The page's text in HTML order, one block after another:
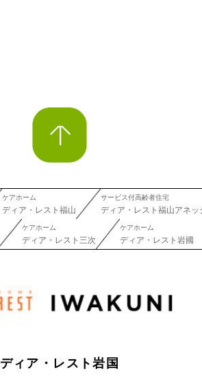
ケアホーム
ディア・レスト福山
サービス付高齢者住宅
ディア・レスト福山アネッ
ケアホーム
ディア・レスト三次
ケアホーム
ディア・レスト岩國
ディア・レスト岩国